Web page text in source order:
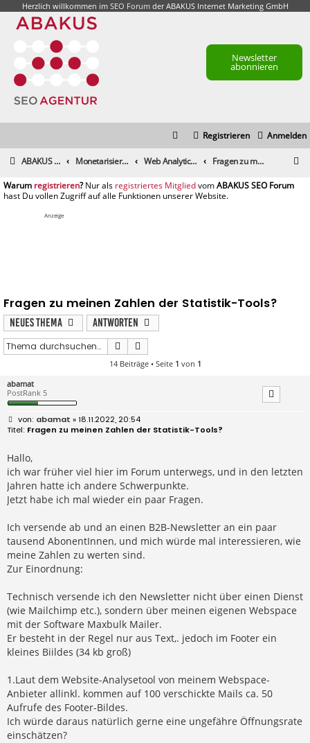
Herzlich willkommen im SEO Forumder ABAKUS Internet Marketing GmbH
Newsletter
abonnieren
Anmelden
Registrieren
ABAKUS Foren-Übersicht Monetarisierung & Controlling Web Analytics & Controlling Fragen zu meinen Zahlen der Statistik-Tools?
registrieren registriertes Mitglied
Anzeige
Fragen zu meinen Zahlen der Statistik-Tools?
Neues Thema
Antworten
Suche
14 Beiträge • Seite 1 von 1
abamat
PostRank 5
B
e
i
r
a
g
abamat » 18.11.2022, 20:54
Fragen zu meinen Zahlen der Statistik-Tools?
Hallo,
ich war früher viel hier im Forum unterwegs, und in den letzten
Jahren hatte ich andere Schwerpunkte.
Jetzt habe ich mal wieder ein paar Fragen.
Ich versende ab und an einen B2B-Newsletter an ein paar
tausend AbonentInnen, und mich würde mal interessieren, wie
meine Zahlen zu werten sind.
Zur Einordnung:
Technisch versende ich den Newsletter nicht über einen Dienst
(wie Mailchimp etc.), sondern über meinen eigenen Webspace
mit der Software Maxbulk Mailer.
Er besteht in der Regel nur aus Text,. jedoch im Footer ein
kleines Biildes (34 kb groß)
1.Laut dem Website-Analysetool von meinem Webspace-
Anbieter allinkl. kommen auf 100 verschickte Mails ca. 50
Aufrufe des Footer-Bildes.
Ich würde daraus natürlich gerne eine ungefähre Öffnungsrate
einschätzen?